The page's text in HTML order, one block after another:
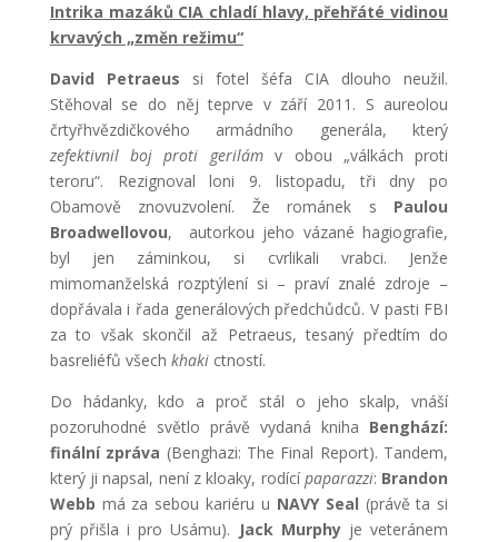
Intrika mazáků CIA chladí hlavy, přehřáté vidinou
krvavých „změn režimu“
David Petraeus si fotel šéfa CIA dlouho neužil.
Stěhoval se do něj teprve v září 2011. S aureolou
črtyřhvězdičkového armádního generála, který
zefektivnilboj proti gerilámv obou „válkách proti
teroru“. Rezignoval loni 9. listopadu, tři dny po
Obamově znovuzvolení. Že románek s Paulou
Broadwellovou, autorkou jeho vázané hagiografie,
byl jen záminkou, si cvrlikali vrabci. Jenže
mimomanželská rozptýlení si – praví znalé zdroje –
dopřávala i řada generálových předchůdců. V pasti FBI
za to však skončil až Petraeus, tesaný předtím do
basreliéfů všech khaki ctností.
Do hádanky, kdo a proč stál o jeho skalp, vnáší
pozoruhodné světlo právě vydaná kniha Benghází:
finální zpráva (Benghazi: The Final Report). Tandem,
který ji napsal, není z kloaky, rodícípaparazzi: Brandon
Webb má za sebou kariéru u NAVY Seal (právě ta si
prý přišla i pro Usámu). Jack Murphyje veteránem